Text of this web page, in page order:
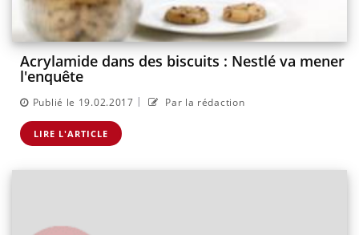
Acrylamide dans des biscuits : Nestlé va mener
l'enquête
Publié le 19.02.2017 | Par la rédaction
LIRE L'ARTICLE